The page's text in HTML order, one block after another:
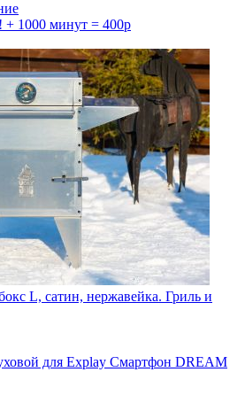
+ 1000 минут = 400р
L, сатин, нержавейка. Гриль и
для Explay Смартфон DREAM